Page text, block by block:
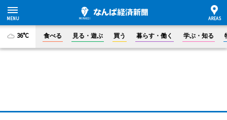
36°C 食べる 見る・遊ぶ 買う 暮らす・働く 学ぶ・知る